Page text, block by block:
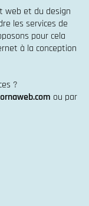
web et du design
les services de
pour cela
à la conception
?
ou par